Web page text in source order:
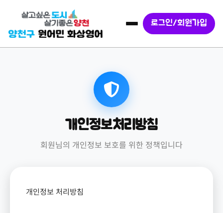
로그인/회원가입
개인정보처리방침
회원님의 개인정보 보호를 위한 정책입니다
개인정보 처리방침